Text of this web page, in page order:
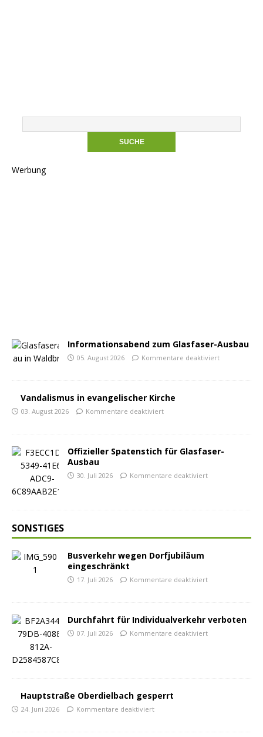
Werbung
Informationsabend zum Glasfaser-Ausbau
05. August 2026 Kommentare deaktiviert
Vandalismus in evangelischer Kirche
03. August 2026 Kommentare deaktiviert
Offizieller Spatenstich für Glasfaser-
Ausbau
30. Juli 2026 Kommentare deaktiviert
SONSTIGES
Busverkehr wegen Dorfjubiläum
eingeschränkt
17. Juli 2026 Kommentare deaktiviert
Durchfahrt für Individualverkehr verboten
07. Juli 2026 Kommentare deaktiviert
Hauptstraße Oberdielbach gesperrt
24. Juni 2026 Kommentare deaktiviert